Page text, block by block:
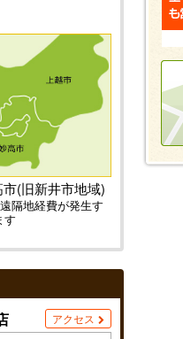
(旧新井市地域)
隔地経費が発生す
す
アクセス